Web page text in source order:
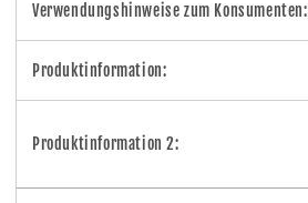
Verwendungshinweise zum Konsumenten:
Produktinformation:
Produktinformation 2: